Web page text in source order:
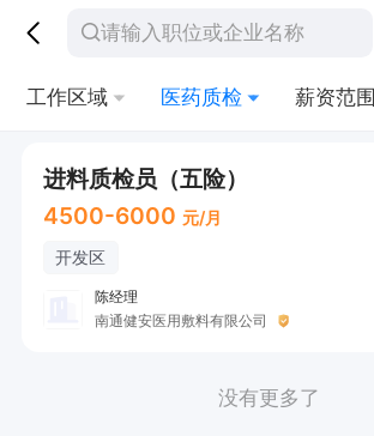
工作区域 医药质检 薪资范围
进料质检员（五险）
4500-6000 元/月
开发区
陈经理
南通健安医用敷料有限公司
没有更多了